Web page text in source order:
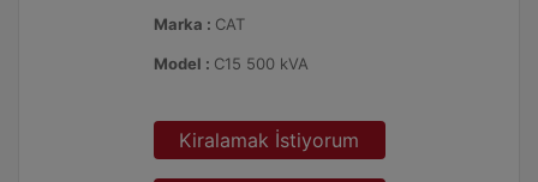
Marka : CAT
Model : C15 500 kVA
Kiralamak İstiyorum